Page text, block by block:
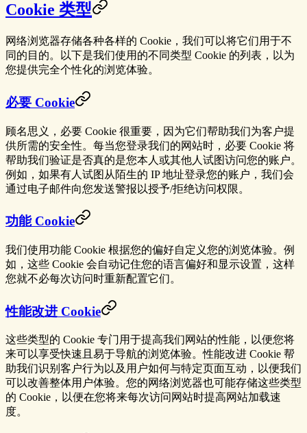
Cookie 类型
网络浏览器存储各种各样的 Cookie，我们可以将它们用于不
同的目的。以下是我们使用的不同类型 Cookie 的列表，以为
您提供完全个性化的浏览体验。
必要 Cookie
顾名思义，必要 Cookie 很重要，因为它们帮助我们为客户提
供所需的安全性。每当您登录我们的网站时，必要 Cookie 将
帮助我们验证是否真的是您本人或其他人试图访问您的账户。
例如，如果有人试图从陌生的 IP 地址登录您的账户，我们会
通过电子邮件向您发送警报以授予/拒绝访问权限。
功能 Cookie
我们使用功能 Cookie 根据您的偏好自定义您的浏览体验。例
如，这些 Cookie 会自动记住您的语言偏好和显示设置，这样
您就不必每次访问时重新配置它们。
性能改进 Cookie
这些类型的 Cookie 专门用于提高我们网站的性能，以便您将
来可以享受快速且易于导航的浏览体验。性能改进 Cookie 帮
助我们识别客户行为以及用户如何与特定页面互动，以便我们
可以改善整体用户体验。您的网络浏览器也可能存储这些类型
的 Cookie，以便在您将来每次访问网站时提高网站加载速
度。